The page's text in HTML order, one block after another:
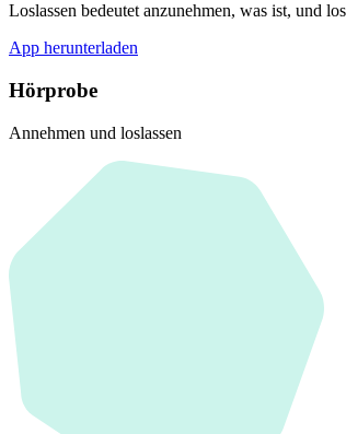
Loslassen bedeutet anzunehmen, was ist, und
App herunterladen
Hörprobe
Annehmen und loslassen